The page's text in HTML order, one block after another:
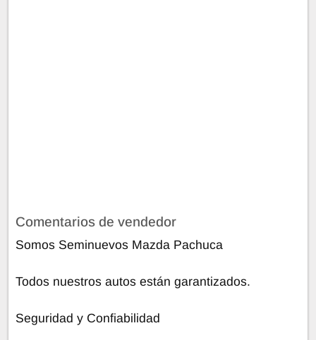
Comentarios de vendedor
Somos Seminuevos Mazda Pachuca
Todos nuestros autos están garantizados.
Seguridad y Confiabilidad